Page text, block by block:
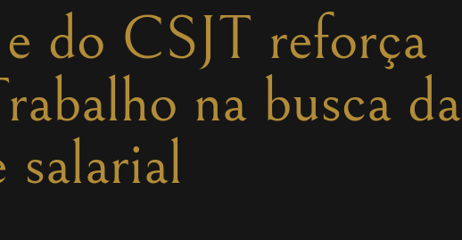
do CSJT reforça
na busca da
salarial